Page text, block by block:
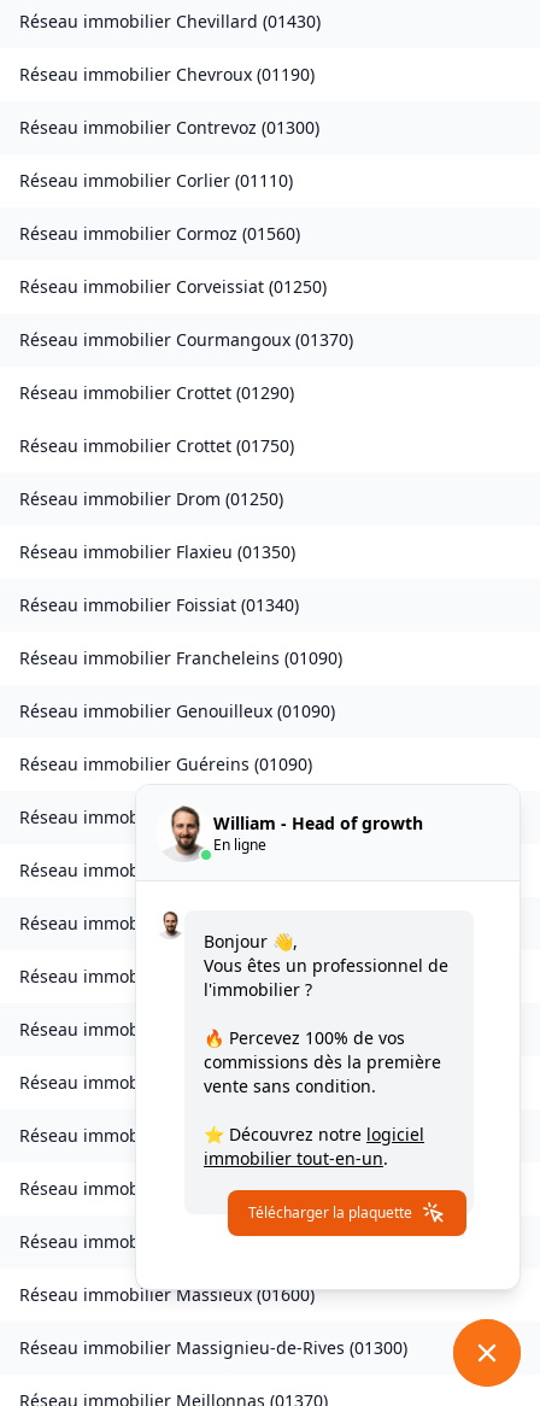
Réseau immobilier Chevillard (01430)
Réseau immobilier Chevroux (01190)
Réseau immobilier Contrevoz (01300)
Réseau immobilier Corlier (01110)
Réseau immobilier Cormoz (01560)
Réseau immobilier Corveissiat (01250)
Réseau immobilier Courmangoux (01370)
Réseau immobilier Crottet (01290)
Réseau immobilier Crottet (01750)
Réseau immobilier Drom (01250)
Réseau immobilier Flaxieu (01350)
Réseau immobilier Foissiat (01340)
Réseau immobilier Francheleins (01090)
Réseau immobilier Genouilleux (01090)
Réseau immobilier Guéreins (01090)
Réseau immobilierPlateau d'Hauteville (01110)
Réseau immobilier
Réseau immobilierIzieu
Réseau immobilier Journans (01250
Réseau immobilier Le Poizat-Lalleyriat(01130)
Réseau immobilier Lantenay (01430)
Réseau immobilier Magnieu(01300)
Réseau immobilier Marsonnas(01340)
Réseau immobilier Martignat(01100)
Réseau immobilierMassieux(01600)
Réseau immobilier Massignieu-de-Rives (01300)
Réseau immobilier Meillonnas (01370)
William - Head of growth
En ligne
Bonjour 👋,
Vous êtes un professionnel de
l'immobilier ?
🔥 Percevez 100% de vos
commissions dès la première
vente sans condition.
⭐ Découvrez notre logiciel
immobilier tout-en-un.
Télécharger la plaquette